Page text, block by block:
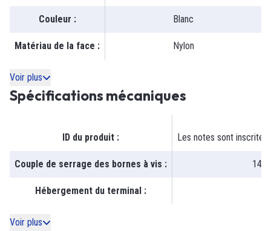
Couleur : Blanc
Matériau de la face : Nylon
Voir plus
Spécifications mécaniques
ID du produit : Les notes sont
Couple de serrage des bornes à vis : 14-
Hébergement du terminal :
Voir plus